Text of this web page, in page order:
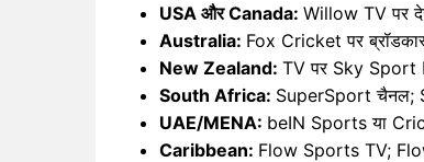
USA और Canada: Willow TV पर
Australia: Fox Cricket पर
New Zealand: TV पर Sky Sport
South Africa: SuperSport चैनल;
UAE/MENA: beIN Sports या
Caribbean: Flow Sports TV;